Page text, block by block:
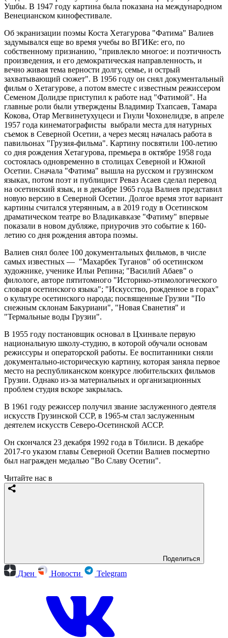
Ушбы. В 1947 году картина была показана на международном
Венецианском кинофестивале.
Об экранизации поэмы Коста Хетагурова "Фатима" Валиев
задумывался еще во время учебы во ВГИКе: его, по
собственному признанию, "привлекло многое: и поэтичность
произведения, и его демократическая направленность, и
вечно живая тема верности долгу, семье, и острый
захватывающий сюжет". В 1956 году он снял документальный
фильм о Хетагурове, а потом вместе с известным режиссером
Семеном Долидзе приступил к работе над "Фатимой". На
главные роли были утверждены Владимир Тхапсаев, Тамара
Кокова, Отар Мегвинетухуцеси и Гиули Чохонелидзе, в апреле
1957 года кинематографисты выбрали места для натурных
съемок в Северной Осетии, а через месяц началась работа в
павильонах "Грузия-фильма". Картину посвятили 100-летию
со дня рождения Хетагурова, премьера в октябре 1958 года
состоялась одновременно в столицах Северной и Южной
Осетии. Сначала "Фатима" вышла на русском и грузинском
языках, потом поэт и публицист Реваз Асаев сделал перевод
на осетинский язык, и в декабре 1965 года Валиев представил
новую версию в Северной Осетии. Долгое время этот вариант
картины считался утерянным, а в 2019 году в Осетинском
драматическом театре во Владикавказе "Фатиму" впервые
показали в новом дубляже, приурочив это событие к 160-
летию со дня рождения автора поэмы.
Валиев снял более 100 документальных фильмов, в числе
самых известных — "Махарбек Туганов" об осетинском
художнике, ученике Ильи Репина; "Василий Абаев" о
филологе, авторе пятитомного "Историко-этимологического
словаря осетинского языка"; "Искусство, рожденное в горах"
о культуре осетинского народа; посвященные Грузии "По
снежным склонам Бакуриани", "Новая Сванетия" и
"Термальные воды Грузии".
В 1955 году постановщик основал в Цхинвале первую
национальную школу-студию, в которой обучали основам
режиссуры и операторской работы. Ее воспитанники сняли
документально-историческую картину, которая заняла первое
место на республиканском конкурсе любительских фильмов
Грузии. Однако из-за материальных и организационных
проблем студия вскоре закрылась.
В 1961 году режиссер получил звание заслуженного деятеля
искусств Грузинской ССР, в 1965-м стал заслуженным
деятелем искусств Северо-Осетинской АССР.
Он скончался 23 декабря 1992 года в Тбилиси. В декабре
2017-го указом главы Северной Осетии Валиев посмертно
был награжден медалью "Во Славу Осетии".
Читайте нас в
Поделиться
Дзен Новости Telegram